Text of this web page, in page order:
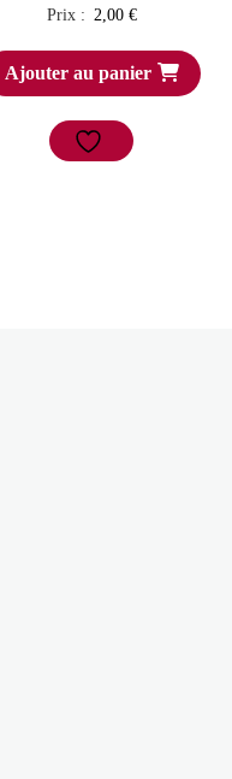
Prix : 2,00 €
Ajouter au panier